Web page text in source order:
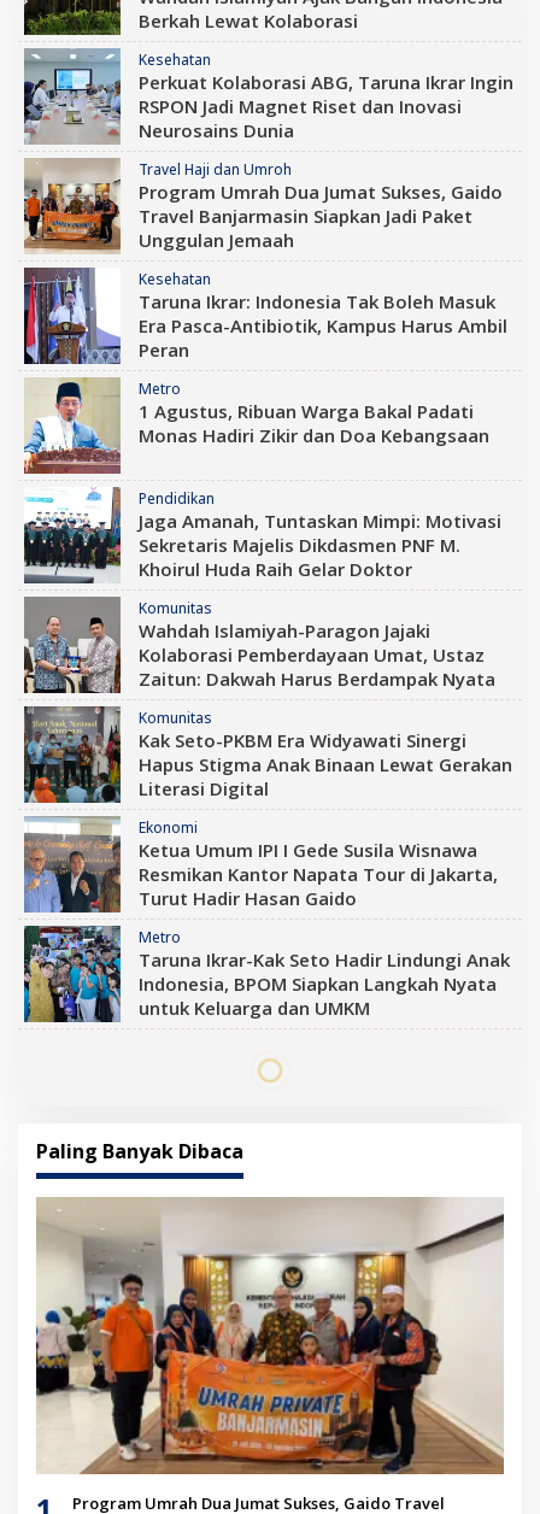
Berkah Lewat Kolaborasi
Kesehatan
Perkuat Kolaborasi ABG, Taruna Ikrar Ingin
RSPON Jadi Magnet Riset dan Inovasi
Neurosains Dunia
Travel Haji dan Umroh
Program Umrah Dua Jumat Sukses, Gaido
Travel Banjarmasin Siapkan Jadi Paket
Unggulan Jemaah
Kesehatan
Taruna Ikrar: Indonesia Tak Boleh Masuk
Era Pasca-Antibiotik, Kampus Harus Ambil
Peran
Metro
1 Agustus, Ribuan Warga Bakal Padati
Monas Hadiri Zikir dan Doa Kebangsaan
Pendidikan
Jaga Amanah, Tuntaskan Mimpi: Motivasi
Sekretaris Majelis Dikdasmen PNF M.
Khoirul Huda Raih Gelar Doktor
Komunitas
Wahdah Islamiyah-Paragon Jajaki
Kolaborasi Pemberdayaan Umat, Ustaz
Zaitun: Dakwah Harus Berdampak Nyata
Komunitas
Kak Seto-PKBM Era Widyawati Sinergi
Hapus Stigma Anak Binaan Lewat Gerakan
Literasi Digital
Ekonomi
Ketua Umum IPI I Gede Susila Wisnawa
Resmikan Kantor Napata Tour di Jakarta,
Turut Hadir Hasan Gaido
Metro
Taruna Ikrar-Kak Seto Hadir Lindungi Anak
Indonesia, BPOM Siapkan Langkah Nyata
untuk Keluarga dan UMKM
Paling Banyak Dibaca
Program Umrah Dua Jumat Sukses, Gaido Travel